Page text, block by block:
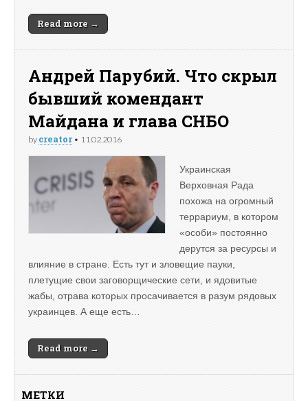
Read more →
Андрей Парубий. Что скрыл
бывший комендант
Майдана и глава СНБО
by creator• 11.02.2016
Украинская
Верховная Рада
похожа на огромный
террариум, в котором
«особи» постоянно
дерутся за ресурсы и
влияние в стране. Есть тут и зловещие пауки,
плетущие свои заговорщические сети, и ядовитые
жабы, отрава которых просачивается в разум рядовых
украинцев. А еще есть…
Read more →
МЕТКИ